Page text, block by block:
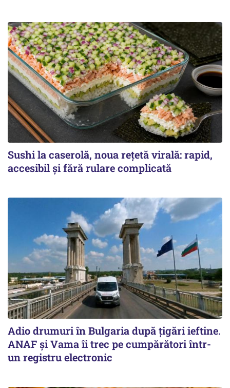
Sushi la caserolă, noua rețetă virală: rapid,
accesibil și fără rulare complicată
Adio drumuri în Bulgaria după țigări ieftine.
ANAF și Vama îi trec pe cumpărători într-
un registru electronic